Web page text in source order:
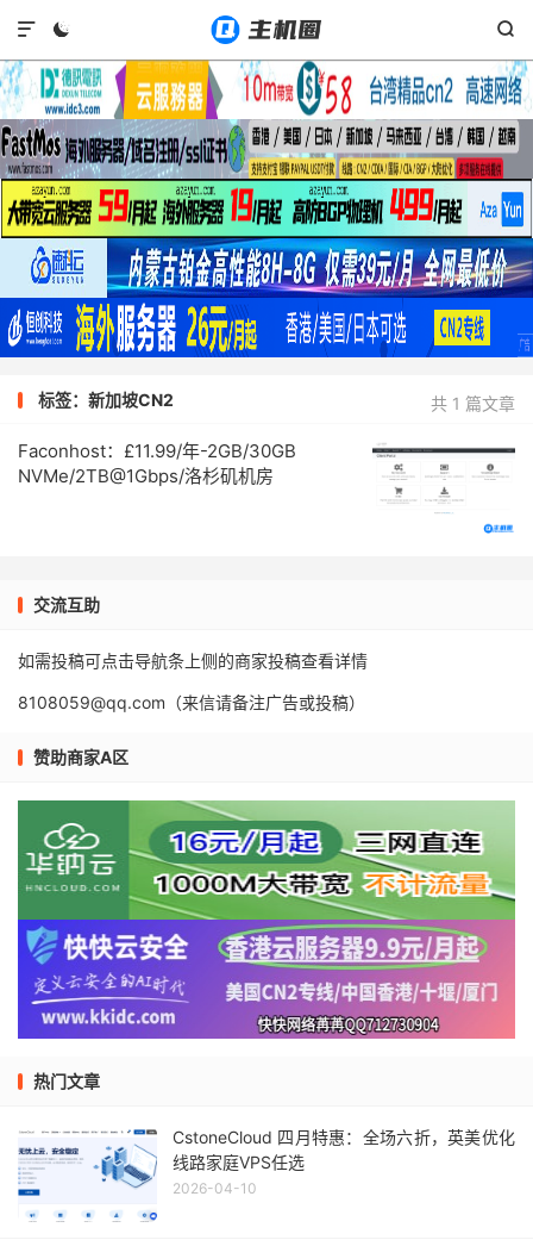
 

共 1 篇文章
标签：新加坡CN2
Faconhost：£11.99/年-2GB/30GB
NVMe/2TB@1Gbps/洛杉矶机房
交流互助
如需投稿可点击导航条上侧的商家投稿查看详情
8108059@qq.com（来信请备注广告或投稿）
赞助商家A区
热门文章
CstoneCloud 四月特惠：全场六折，英美优化
线路家庭VPS任选
2026-04-10